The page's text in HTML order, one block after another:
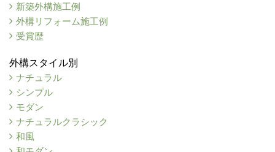
新築外構施工例
外構リフォーム施工例
受賞歴
外構スタイル別
ナチュラル
シンプル
モダン
ナチュラルクラシック
和風